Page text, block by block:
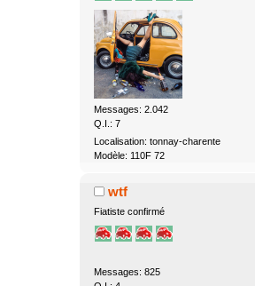
Messages: 2.042
Q.I.: 7
Localisation: tonnay-charente
Modèle: 110F 72
wtf
Fiatiste confirmé
Messages: 825